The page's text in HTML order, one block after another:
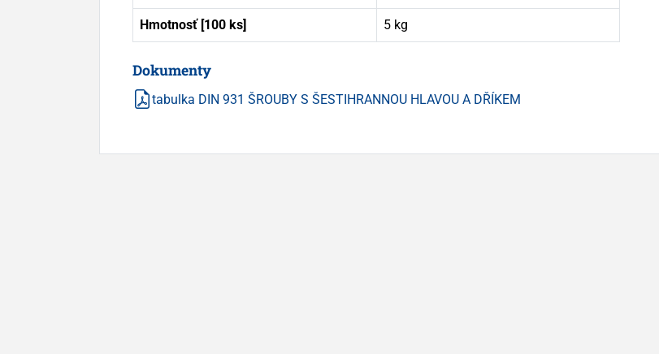
Hmotnosť [100 ks] 5 kg
Dokumenty
tabulka DIN 931 ŠROUBY S ŠESTIHRANNOU HLAVOU A DŘÍKEM